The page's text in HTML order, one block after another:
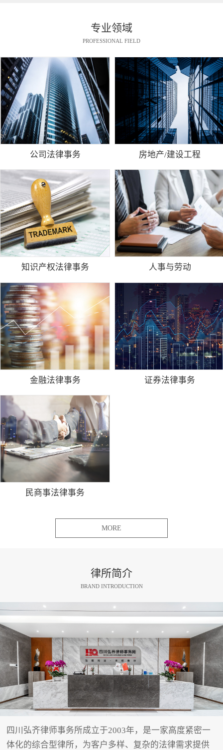
专业领域
PROFESSIONAL FIELD
公司法律事务 房地产/建设工程
知识产权法律事务 人事与劳动
金融法律事务 证券法律事务
民商事法律事务
MORE
律所简介
BRAND INTRODUCTION
四川弘齐律师事务所成立于2003年，是一家高度紧密一
体化的综合型律所，为客户多样、复杂的法律需求提供